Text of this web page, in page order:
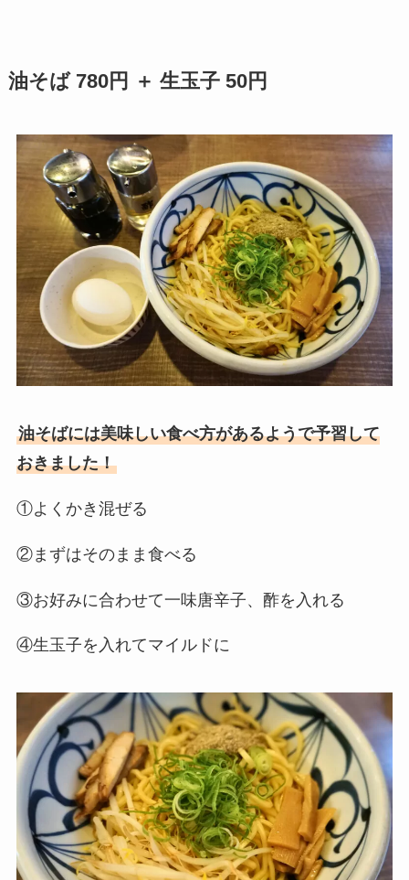
油そば 780円 ＋ 生玉子 50円
油そばには美味しい食べ方があるようで予習して
おきました！
①よくかき混ぜる
②まずはそのまま食べる
③お好みに合わせて一味唐辛子、酢を入れる
④生玉子を入れてマイルドに